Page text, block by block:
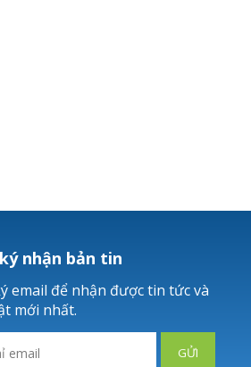
nhận bản tin
email để nhận được tin tức và
mới nhất.
GỬI